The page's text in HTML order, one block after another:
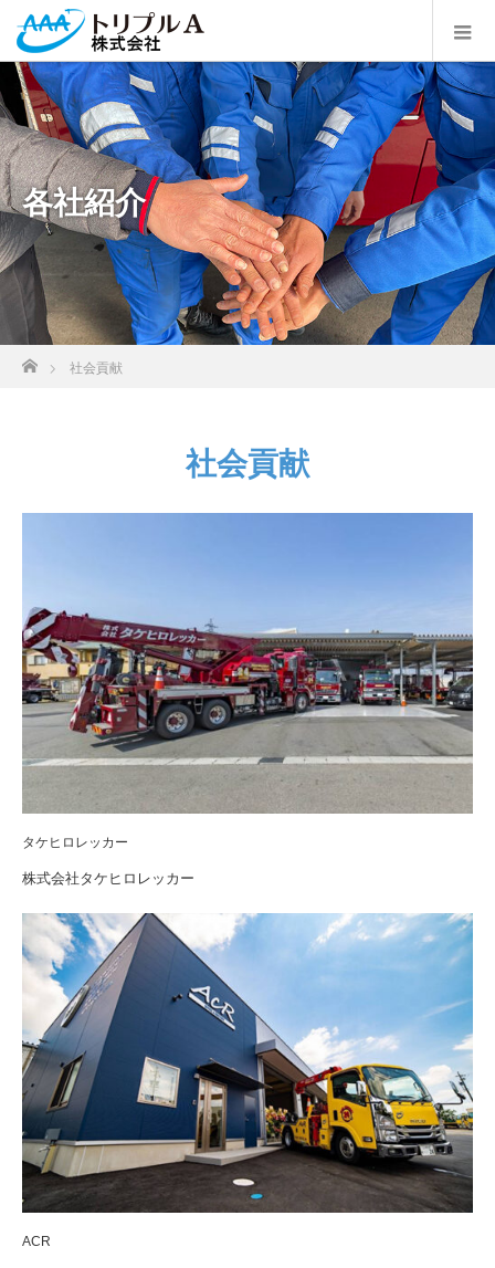
各社紹介
ホーム
社会貢献
社会貢献
タケヒロレッカー
株式会社タケヒロレッカー
ACR